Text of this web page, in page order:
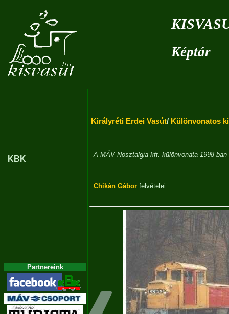
Képtár
KBK
Partnereink
Királyréti Erdei Vasút/ Különvonatos
A MÁV Nosztalgia kft. különvonata 1998-ban
Chikán Gábor felvételei